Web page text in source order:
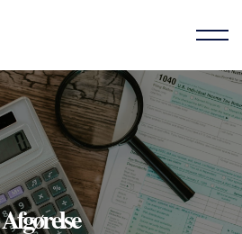
Afgørelse